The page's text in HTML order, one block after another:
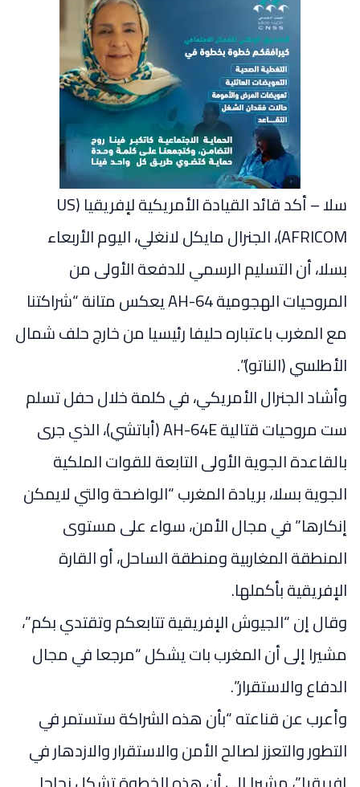
سلا – أكد قائد القيادة الأمريكية لإفريقيا (US
AFRICOM)، الجنرال مايكل لانغلي، اليوم الأربعاء
بسلا، أن التسليم الرسمي للدفعة الأولى من
المروحيات الهجومية AH-64 يعكس متانة “شراكتنا
مع المغرب باعتباره حليفا رئيسيا من خارج حلف شمال
الأطلسي (الناتو)”.
وأشاد الجنرال الأمريكي، في كلمة خلال حفل تسلم
ست مروحيات قتالية AH-64E (أباتشي)، الذي جرى
بالقاعدة الجوية الأولى التابعة للقوات الملكية
الجوية بسلا، بريادة المغرب “الواضحة والتي لايمكن
إنكارها” في مجال الأمن، سواء على مستوى
المنطقة المغاربية ومنطقة الساحل، أو القارة
الإفريقية بأكملها.
وقال إن “الجيوش الإفريقية تتابعكم وتقتدي بكم”،
مشيرا إلى أن المغرب بات يشكل “مرجعا في مجال
الدفاع والاستقرار”.
وأعرب عن قناعته “بأن هذه الشراكة ستستمر في
التطور والتعزز لصالح الأمن والاستقرار والازدهار في